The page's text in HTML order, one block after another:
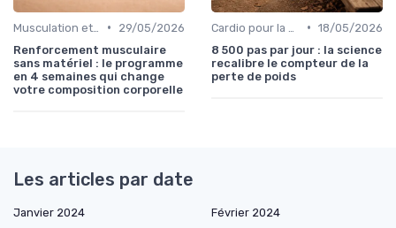
•
29/05/2026
Renforcement musculaire
sans matériel : le programme
en 4 semaines qui change
votre composition corporelle
• 18/05/2026
8 500 pas par jour : la science
recalibre le compteur de la
perte de poids
Les articles par date
Janvier 2024
Février 2024